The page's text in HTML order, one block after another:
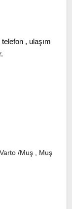
, ulaşım
/Muş , Muş